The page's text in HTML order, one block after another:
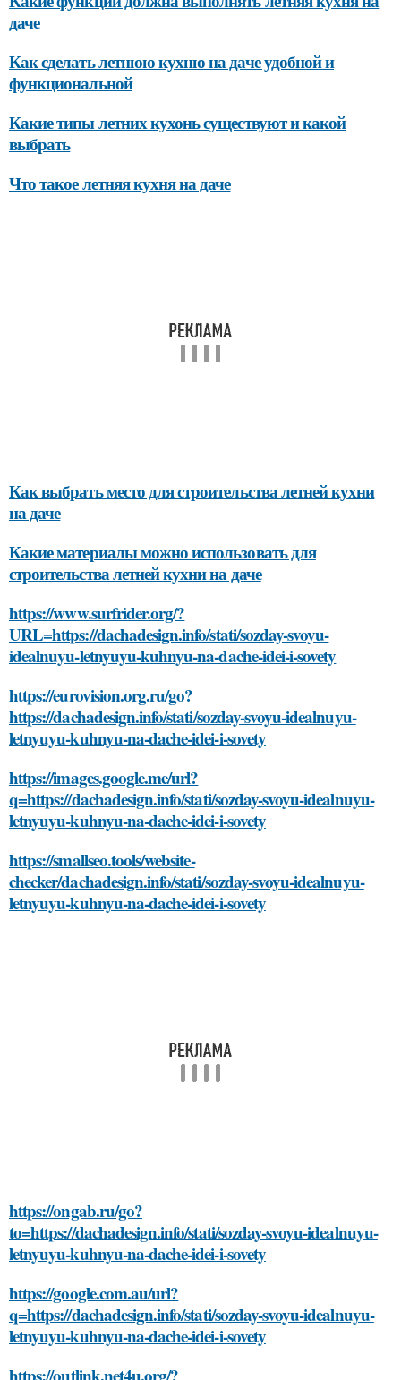
даче
Как сделать летнюю кухню на даче удобной и
функциональной
Какие типы летних кухонь существуют и какой
выбрать
Что такое летняя кухня на даче
Как выбрать место для строительства летней кухни
на даче
Какие материалы можно использовать для
строительства летней кухни на даче
https://www.surfrider.org/?
URL=https://dachadesign.info/stati/sozday-svoyu-
idealnuyu-letnyuyu-kuhnyu-na-dache-idei-i-sovety
https://eurovision.org.ru/go?
https://dachadesign.info/stati/sozday-svoyu-idealnuyu-
letnyuyu-kuhnyu-na-dache-idei-i-sovety
https://images.google.me/url?
q=https://dachadesign.info/stati/sozday-svoyu-idealnuyu-
letnyuyu-kuhnyu-na-dache-idei-i-sovety
https://smallseo.tools/website-
checker/dachadesign.info/stati/sozday-svoyu-idealnuyu-
letnyuyu-kuhnyu-na-dache-idei-i-sovety
https://ongab.ru/go?
to=https://dachadesign.info/stati/sozday-svoyu-idealnuyu-
letnyuyu-kuhnyu-na-dache-idei-i-sovety
https://google.com.au/url?
q=https://dachadesign.info/stati/sozday-svoyu-idealnuyu-
letnyuyu-kuhnyu-na-dache-idei-i-sovety
https://outlink.net4u.org/?